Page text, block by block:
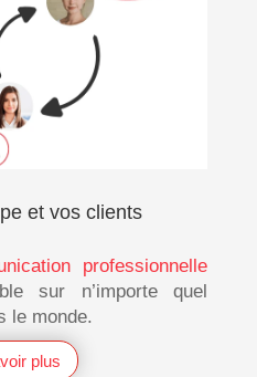
et vos clients
professionnelle
sur n’importe quel
le monde.
plus